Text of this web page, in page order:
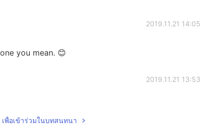
2019.11.21 14:05
you mean. 😊
2019.11.21 13:53
เพื่อเข้าร่วมในบทสนทนา